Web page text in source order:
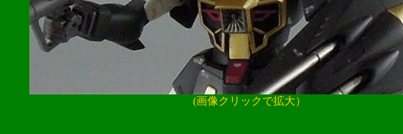
(画像クリックで拡大）